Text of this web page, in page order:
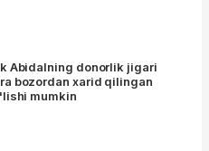
Abidalning donorlik jigari
bozordan xarid qilingan
mumkin